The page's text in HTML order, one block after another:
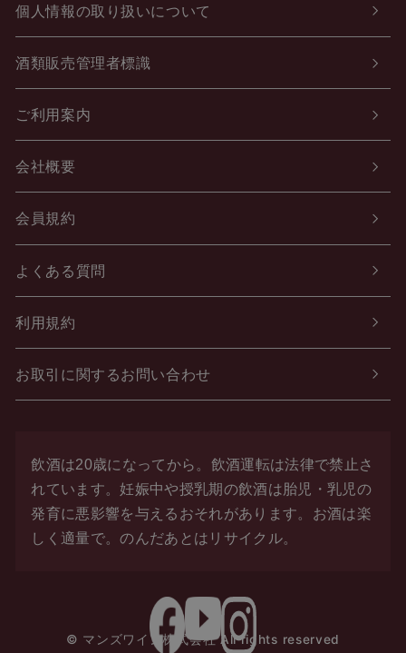
個人情報の取り扱いについて
酒類販売管理者標識
ご利用案内
会社概要
会員規約
よくある質問
利用規約
お取引に関するお問い合わせ
飲酒は20歳になってから。飲酒運転は法律で禁止さ
れています。妊娠中や授乳期の飲酒は胎児・乳児の
発育に悪影響を与えるおそれがあります。お酒は楽
しく適量で。のんだあとはリサイクル。
© マンズワイン株式会社 All rights reserved